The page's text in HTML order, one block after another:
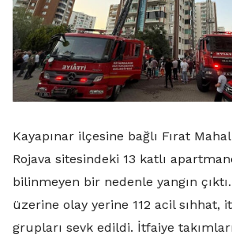
Kayapınar ilçesine bağlı Fırat
Rojava sitesindeki 13 katlı
bilinmeyen bir nedenle yangın
üzerine olay yerine 112 acil sıhhat,
grupları sevk edildi. İtfaiye